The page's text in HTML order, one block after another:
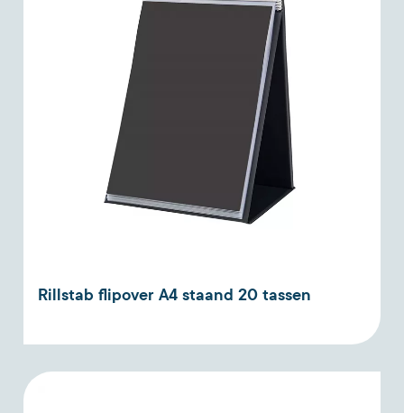
Rillstab flipover A4 staand 20 tassen